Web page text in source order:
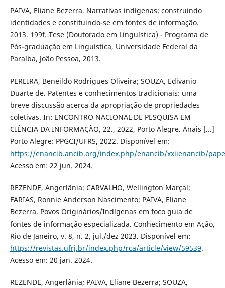
PAIVA, Eliane Bezerra. Narrativas indígenas: construindo
identidades e constituindo-se em fontes de informação.
2013. 199f. Tese (Doutorado em Linguística) - Programa de
Pós-graduação em Linguística, Universidade Federal da
Paraíba, João Pessoa, 2013.
PEREIRA, Beneildo Rodrigues Oliveira; SOUZA, Edivanio
Duarte de. Patentes e conhecimentos tradicionais: uma
breve discussão acerca da apropriação de propriedades
coletivas. In: ENCONTRO NACIONAL DE PESQUISA EM
CIÊNCIA DA INFORMAÇÃO, 22., 2022, Porto Alegre. Anais [...]
Porto Alegre: PPGCI/UFRS, 2022. Disponível em:
https://enancib.ancib.org/index.php/enancib/xxiienancib/
Acesso em: 22 jun. 2024.
REZENDE, Angerlânia; CARVALHO, Wellington Marçal;
FARIAS, Ronnie Anderson Nascimento; PAIVA, Eliane
Bezerra. Povos Originários/Indígenas em foco guia de
fontes de informação especializada. Conhecimento em Ação,
Rio de Janeiro, v. 8, n. 2, jul./dez 2023. Disponível em:
https://revistas.ufrj.br/index.php/rca/article/view/59539.
Acesso em: 20 jan. 2024.
REZENDE, Angerlânia; PAIVA, Eliane Bezerra; SOUZA,